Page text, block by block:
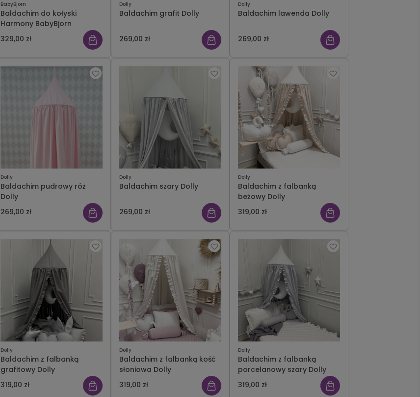
BabyBjorn
Baldachim do kołyski
Harmony BabyBjorn
329,00 zł
Dolly
Baldachim grafit Dolly
269,00 zł
Dolly
Baldachim lawenda Dolly
269,00 zł
Dolly
Baldachim pudrowy róż
Dolly
269,00 zł
Dolly
Baldachim szary Dolly
269,00 zł
Dolly
Baldachim z falbanką
beżowy Dolly
319,00 zł
Dolly
Baldachim z falbanką
grafitowy Dolly
319,00 zł
Dolly
Baldachim z falbanką kość
słoniowa Dolly
319,00 zł
Dolly
Baldachim z falbanką
porcelanowy szary Dolly
319,00 zł